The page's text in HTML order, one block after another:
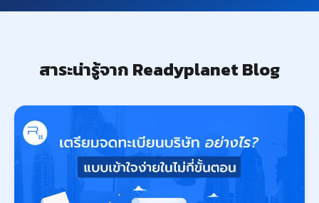
สาระน่ารู้จาก Readyplanet Blog